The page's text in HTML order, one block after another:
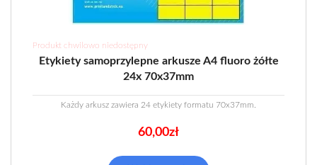
Produkt chwilowo niedostępny
Etykiety samoprzylepne arkusze A4 fluoro żółte
24x 70x37mm
Każdy arkusz zawiera 24 etykiety formatu 70x37mm.
60,00zł